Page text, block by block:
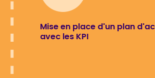
Mise en place d'un plan
avec les KPI